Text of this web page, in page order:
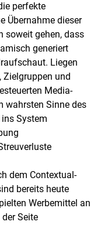
perfekte
Übernahme dieser
soweit gehen, dass
generiert
Liegen
Zielgruppen und
Media-
wahrsten Sinne des
System
dem Contextual-
bereits heute
Werbemittel an
Seite